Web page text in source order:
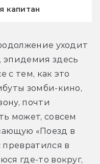
капитан
уходит
эпидемия здесь
с тем, как это
зомби-кино,
почти
может, совсем
«Поезд в
превратился в
где-то вокруг,